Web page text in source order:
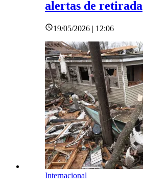
alertas de retirada
19/05/2026 | 12:06
Internacional